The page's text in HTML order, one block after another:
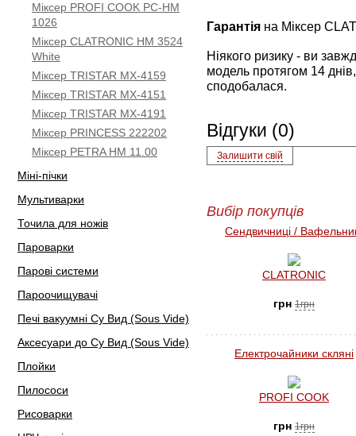
Міксер PROFI COOK PC-HM
1026
Міксер CLATRONIC HM 3524
White
Міксер TRISTAR MX-4159
Міксер TRISTAR MX-4151
Міксер TRISTAR MX-4191
Міксер PRINCESS 222202
Міксер PETRA HM 11.00
Міні-пічки
Мультиварки
Точила для ножів
Пароварки
Парові системи
Пароочищувачі
Печі вакуумні Су Вид (Sous Vide)
Аксесуари до Су Вид (Sous Vide)
Плойки
Пилососи
Рисоварки
Гарантія на Міксер
Ніякого ризику - ви
модель протягом 14
сподобалася.
Відгуки (0)
Залишити свій
Вибір покупців
Сендвичниці /
CLATRONIC
грн 1грн
Електрочайники скляні
PROFI COOK
грн 1грн